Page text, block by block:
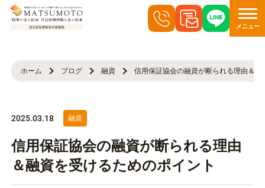
メニュー
ホーム ブログ 融資 信用保証協会の融資が断られる理由＆
2025.03.18 融資
信用保証協会の融資が断られる理由
＆融資を受けるためのポイント